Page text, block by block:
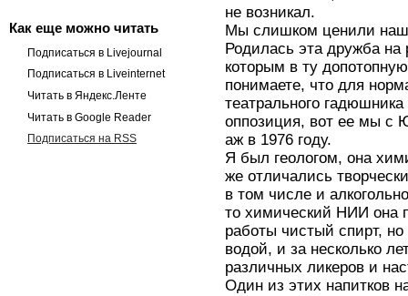
Как еще можно читать
Подписаться в Livejournal
Подписаться в Liveinternet
Читать в Яндекс.Ленте
Читать в Google Reader
Подписаться на RSS
не возникал.
Мы слишком ценили
Родилась эта дружба на
которым в ту
понимаете, что для
театрального
оппозиция, вот ее мы с
аж в 1976 году.
Я был геологом, она
же отличались
в том числе и
то химический НИИ она
работы чистый спирт,
водой, и за несколько
различных ликеров и
Один из этих напитков